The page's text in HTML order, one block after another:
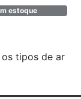
-
estoque
tipos de ar